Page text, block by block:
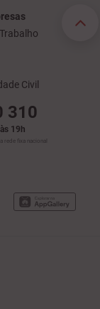
Civil
310
19h
rede fixa nacional